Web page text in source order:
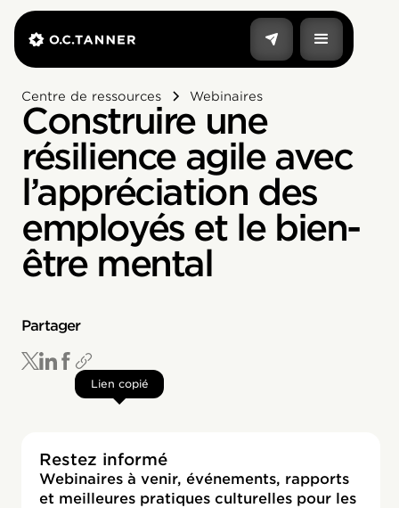
Centre de ressources Webinaires
Construire une
résilience agile avec
l’appréciation des
employés et le bien-
être mental
Partager
Lien copié
Restez informé
Webinaires à venir, événements, rapports
et meilleures pratiques culturelles pour les